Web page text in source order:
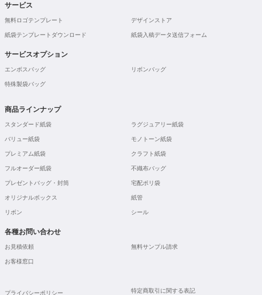
サービス
無料ロゴテンプレート デザインストア
紙袋テンプレートダウンロード 紙袋入稿データ送信フォーム
サービスオプション
エンボスバッグ リボンバッグ
特殊製袋バッグ
商品ラインナップ
スタンダード紙袋 ラグジュアリー紙袋
バリュー紙袋 モノトーン紙袋
プレミアム紙袋 クラフト紙袋
フルオーダー紙袋 不織布バッグ
プレゼントバッグ・封筒 宅配ポリ袋
オリジナルボックス 紙管
リボン シール
各種お問い合わせ
お見積依頼 無料サンプル請求
お客様窓口
プライバシーポリシー 特定商取引に関する表記